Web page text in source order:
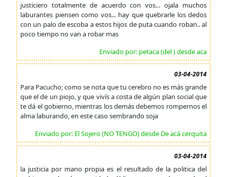
justiciero totalmente de acuerdo con vos... ojala muchos
laburantes piensen como vos... hay que quebrarle los dedos
con un palo de escoba a estos hijos de puta cuando roban.. al
poco tiempo no van a robar mas
Enviado por: petaca (del ) desde aca
03-04-2014
Para Pacucho; como se nota que tu cerebro no es más grande
que el de un piojo, y que vivís a costa de algún plan social que
te dá el gobierno, mientras los demás debemos rompernos el
alma laburando, en este caso sembrando soja
Enviado por: El Sojero (NO TENGO) desde De acá cerquita
03-04-2014
la justicia por mano propia es el resultado de la politica del